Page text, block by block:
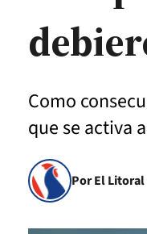
Como
que se activa
Por El Litoral